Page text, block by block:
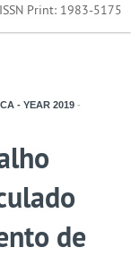
Print: 1983-5175
- YEAR 2019 -
de